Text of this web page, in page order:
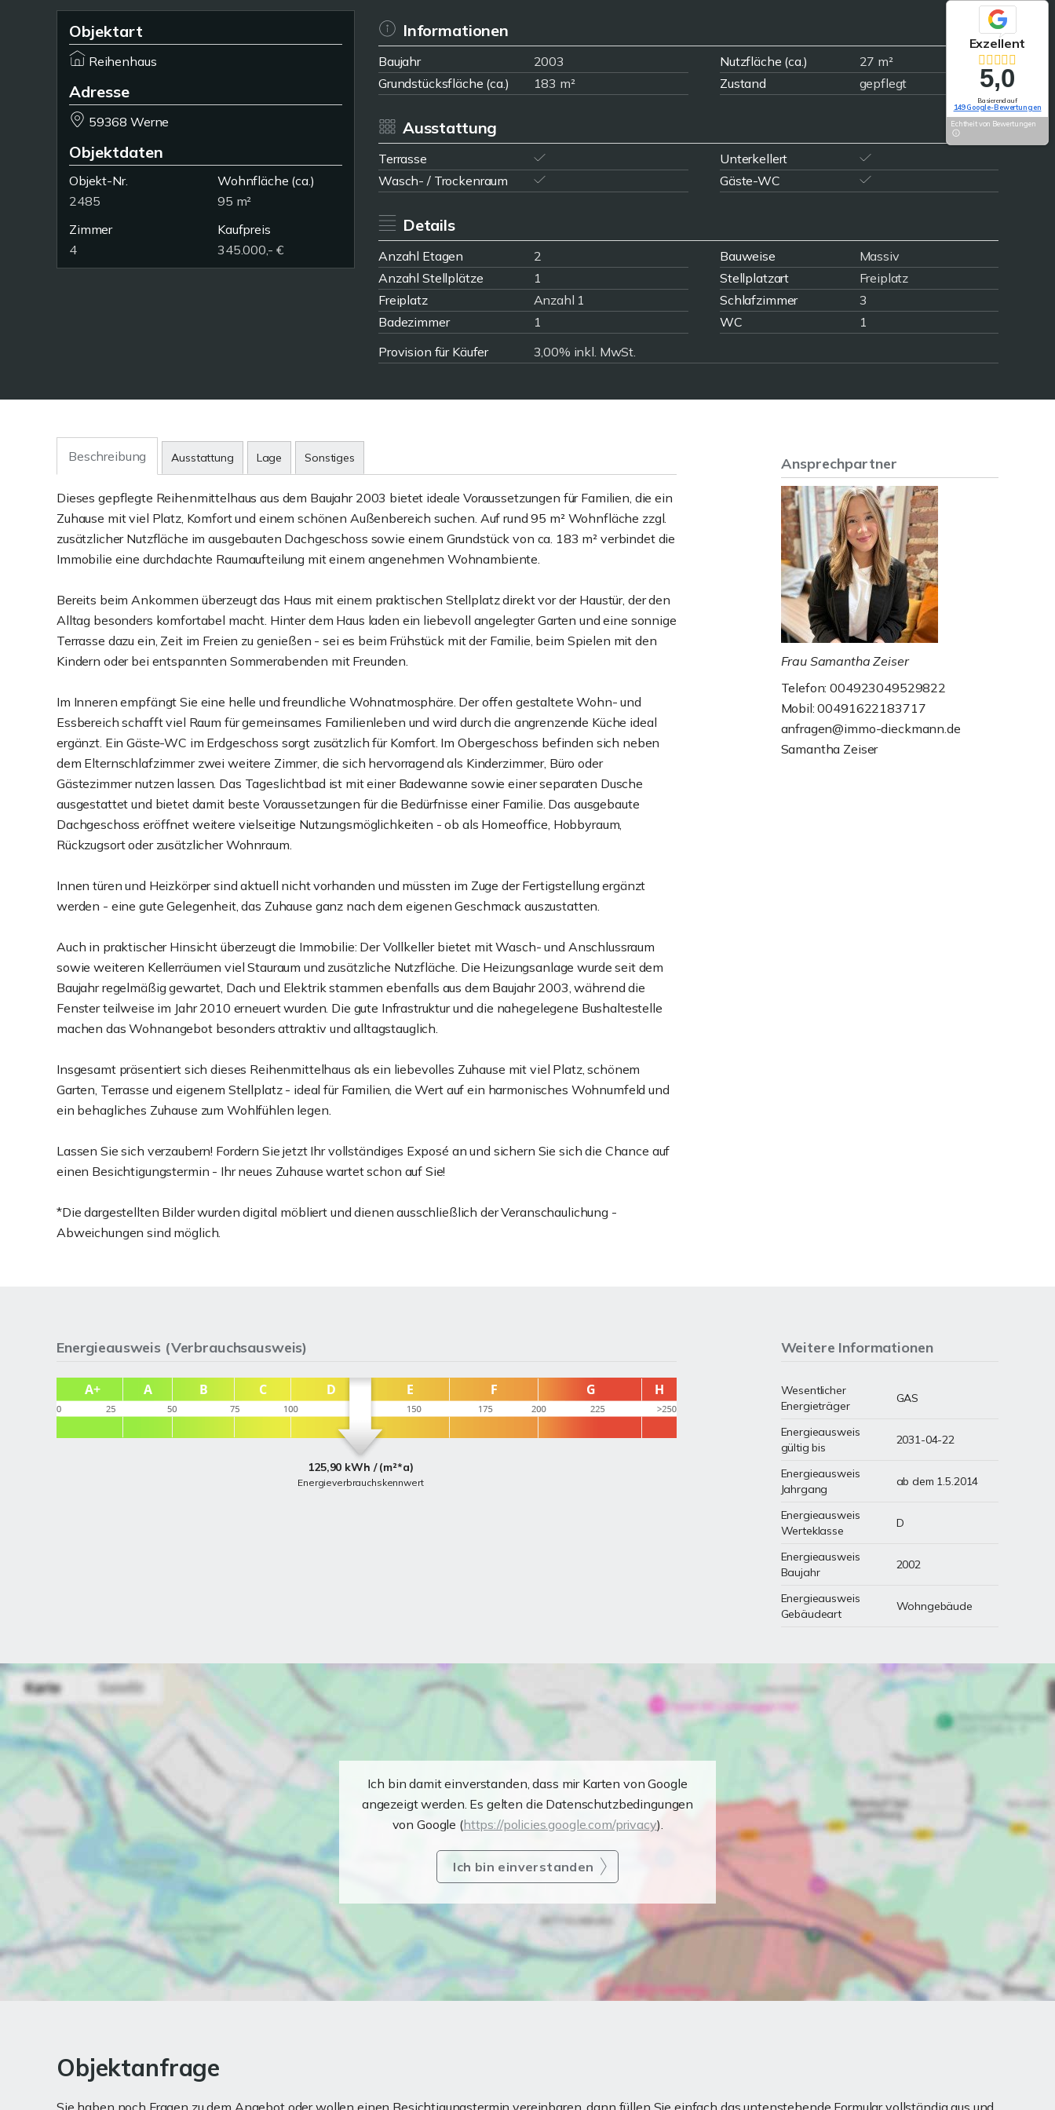
Objektart
Reihenhaus
Adresse
59368 Werne
Objektdaten
Objekt-Nr.
2485
Wohnfläche (ca.)
95 m²
Zimmer
4
Kaufpreis
345.000,- €
Informationen
Baujahr 2003 Nutzfläche (ca.)
27 m²
Grundstücksfläche (ca.)
183 m² Zustand gepflegt
Ausstattung
Terrasse
Unterkellert
Wasch- / Trockenraum
Gäste-WC
Details
Anzahl Etagen 2 Bauweise
Massiv
Anzahl Stellplätze
1 Stellplatzart
Freiplatz
Freiplatz
Anzahl 1 Schlafzimmer
3
Badezimmer
1 WC
1
Provision für Käufer
3,00% inkl. MwSt.
Beschreibung Ausstattung Lage Sonstiges
Dieses gepflegte Reihenmittelhaus aus dem Baujahr 2003 bietet ideale Voraussetzungen für Familien, die ein
Zuhause mit viel Platz, Komfort und einem schönen Außenbereich suchen. Auf rund 95 m² Wohnfläche zzgl.
zusätzlicher Nutzfläche im ausgebauten Dachgeschoss sowie einem Grundstück von ca. 183 m² verbindet die
Immobilie eine durchdachte Raumaufteilung mit einem angenehmen Wohnambiente.
Bereits beim Ankommen überzeugt das Haus mit einem praktischen Stellplatz direkt vor der Haustür, der den
Alltag besonders komfortabel macht. Hinter dem Haus laden ein liebevoll angelegter Garten und eine sonnige
Terrasse dazu ein, Zeit im Freien zu genießen - sei es beim Frühstück mit der Familie, beim Spielen mit den
Kindern oder bei entspannten Sommerabenden mit Freunden.
Im Inneren empfängt Sie eine helle und freundliche Wohnatmosphäre. Der offen gestaltete Wohn- und
Essbereich schafft viel Raum für gemeinsames Familienleben und wird durch die angrenzende Küche ideal
ergänzt. Ein Gäste-WC im Erdgeschoss sorgt zusätzlich für Komfort. Im Obergeschoss befinden sich neben
dem Elternschlafzimmer zwei weitere Zimmer, die sich hervorragend als Kinderzimmer, Büro oder
Gästezimmer nutzen lassen. Das Tageslichtbad ist mit einer Badewanne sowie einer separaten Dusche
ausgestattet und bietet damit beste Voraussetzungen für die Bedürfnisse einer Familie. Das ausgebaute
Dachgeschoss eröffnet weitere vielseitige Nutzungsmöglichkeiten - ob als Homeoffice, Hobbyraum,
Rückzugsort oder zusätzlicher Wohnraum.
Innen türen und Heizkörper sind aktuell nicht vorhanden und müssten im Zuge der Fertigstellung ergänzt
werden - eine gute Gelegenheit, das Zuhause ganz nach dem eigenen Geschmack auszustatten.
Auch in praktischer Hinsicht überzeugt die Immobilie: Der Vollkeller bietet mit Wasch- und Anschlussraum
sowie weiteren Kellerräumen viel Stauraum und zusätzliche Nutzfläche. Die Heizungsanlage wurde seit dem
Baujahr regelmäßig gewartet, Dach und Elektrik stammen ebenfalls aus dem Baujahr 2003, während die
Fenster teilweise im Jahr 2010 erneuert wurden. Die gute Infrastruktur und die nahegelegene Bushaltestelle
machen das Wohnangebot besonders attraktiv und alltagstauglich.
Insgesamt präsentiert sich dieses Reihenmittelhaus als ein liebevolles Zuhause mit viel Platz, schönem
Garten, Terrasse und eigenem Stellplatz - ideal für Familien, die Wert auf ein harmonisches Wohnumfeld und
ein behagliches Zuhause zum Wohlfühlen legen.
Lassen Sie sich verzaubern! Fordern Sie jetzt Ihr vollständiges Exposé an und sichern Sie sich die Chance auf
einen Besichtigungstermin - Ihr neues Zuhause wartet schon auf Sie!
*Die dargestellten Bilder wurden digital möbliert und dienen ausschließlich der Veranschaulichung -
Abweichungen sind möglich.
Ansprechpartner
Frau Samantha Zeiser
Telefon: 004923049529822
Mobil: 00491622183717
anfragen@immo-dieckmann.de
Samantha Zeiser
Energieausweis (Verbrauchsausweis)
125,90 kWh / (m²*a)
Energieverbrauchskennwert
Weitere Informationen
Wesentlicher
Energieträger
GAS
Energieausweis
gültig bis
2031-04-22
Energieausweis
Jahrgang
ab dem 1.5.2014
Energieausweis
Werteklasse
D
Energieausweis
Baujahr
2002
Energieausweis
Gebäudeart
Wohngebäude
Ich bin damit einverstanden, dass mir Karten von Google
angezeigt werden. Es gelten die Datenschutzbedingungen
von Google (https://policies.google.com/privacy).
Ich bin einverstanden
Objektanfrage
Sie haben noch Fragen zu dem Angebot oder wollen einen Besichtigungstermin vereinbaren, dann füllen Sie einfach das untenstehende Formular vollständig aus und
Exzellent
5,0
Basierend auf
149 Google-Bewertungen
Echtheit von Bewertungen